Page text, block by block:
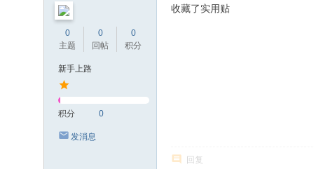
0
主题
0
回帖
0
积分
新手上路
积分 0
发消息
收藏了实用贴
回复